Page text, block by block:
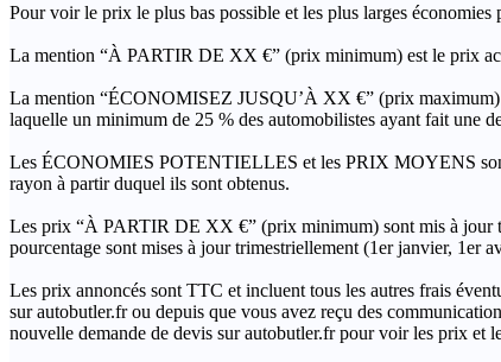
Pour voir le prix le plus bas possible et les plus larges
La mention “À PARTIR DE XX €” (prix minimum) est le prix
La mention “ÉCONOMISEZ JUSQU’À XX €” (prix maximum)
laquelle un minimum de 25 % des automobilistes ayant fait une
Les ÉCONOMIES POTENTIELLES et les PRIX MOYENS sont
rayon à partir duquel ils sont obtenus.
Les prix “À PARTIR DE XX €” (prix minimum) sont mis à jour
pourcentage sont mises à jour trimestriellement (1er janvier, 1er
Les prix annoncés sont TTC et incluent tous les autres frais
sur autobutler.fr ou depuis que vous avez reçu des
nouvelle demande de devis sur autobutler.fr pour voir les prix et